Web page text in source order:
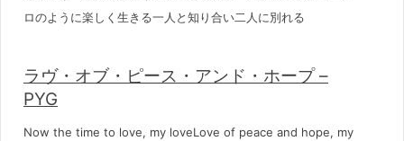
ロのように楽しく生きる一人と知り合い二人に別れる
ラヴ・オブ・ピース・アンド・ホープ –
PYG
Now the time to love, my loveLove of peace and hope, my